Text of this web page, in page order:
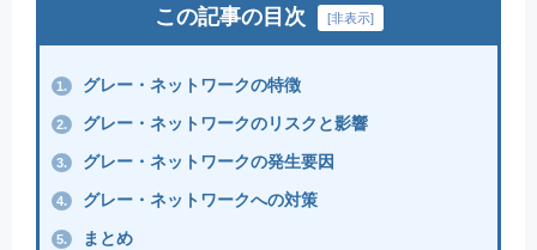
この記事の目次 [非表示]
1. グレー・ネットワークの特徴
2. グレー・ネットワークのリスクと影響
3. グレー・ネットワークの発生要因
4. グレー・ネットワークへの対策
5. まとめ